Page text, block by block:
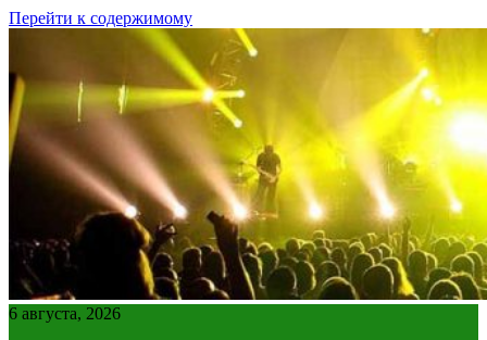
Перейти к содержимому
6 августа, 2026